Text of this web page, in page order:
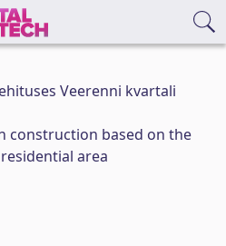
Veerenni kvartali
construction based on the
area